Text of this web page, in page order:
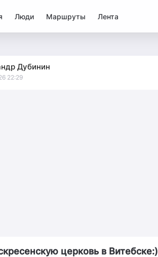
Люди Маршруты Лента
Дубинин
22:29
церковь в Витебске:)